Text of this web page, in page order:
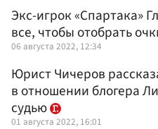
Экс-игрок «Спартака»
все, чтобы отобрать
06 августа 2022, 12:34
Юрист Чичеров
в отношении блогера
судью
01 августа 2022, 16:01